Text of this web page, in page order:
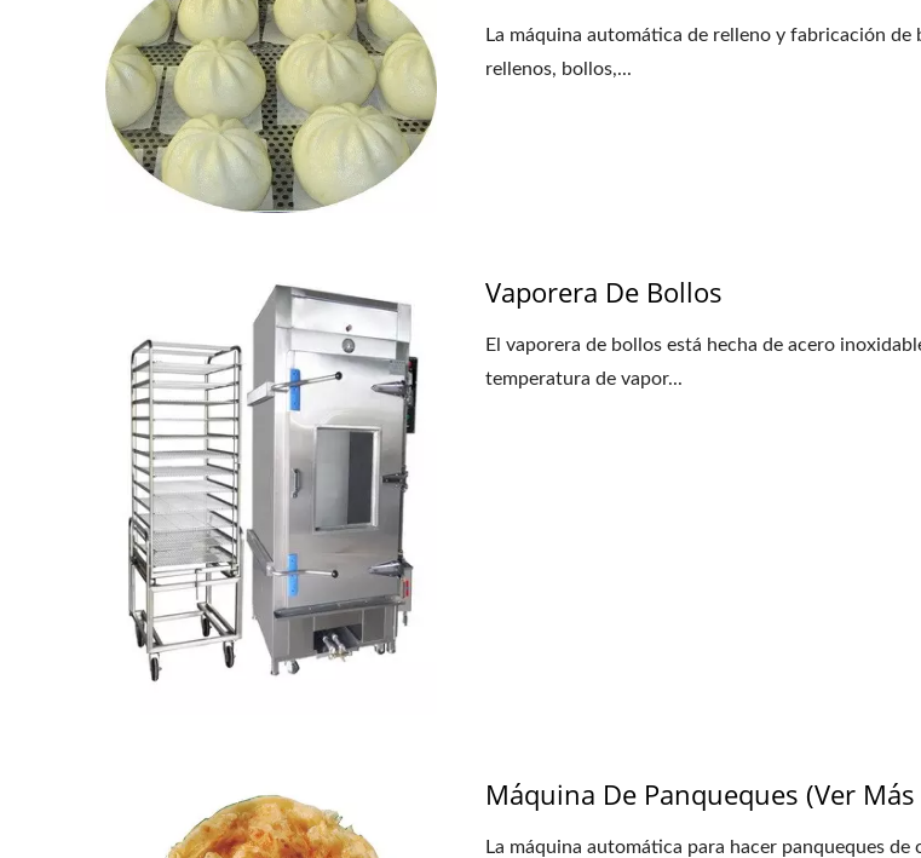
La máquina automática de relleno y fabricación de
rellenos, bollos,...
Vaporera De Bollos
El vaporera de bollos está hecha de acero
temperatura de vapor...
Máquina De Panqueques (ver
La máquina automática para hacer panqueques de